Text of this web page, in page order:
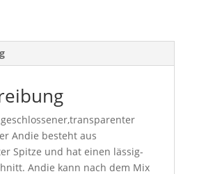
Andie besteht aus
Spitze und hat einen lässig-
Andie kann nach dem Mix